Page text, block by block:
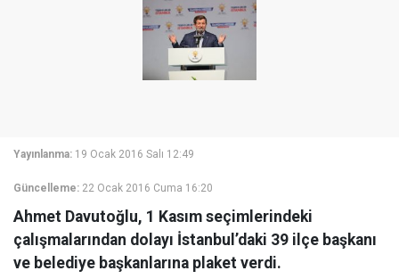
Yayınlanma: 19 Ocak 2016 Salı 12:49
Güncelleme: 22 Ocak 2016 Cuma 16:20
Ahmet Davutoğlu, 1 Kasım seçimlerindeki
çalışmalarından dolayı İstanbul’daki 39 ilçe başkanı
ve belediye başkanlarına plaket verdi.